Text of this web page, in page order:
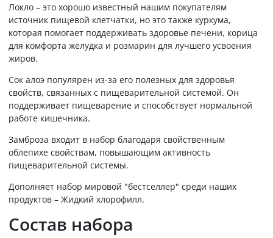
Локло – это хорошо известный нашим покупателям
источник пищевой клетчатки, но это также куркума,
которая помогает поддерживать здоровье печени, корица
для комфорта желудка и розмарин для лучшего усвоения
жиров.
Сок алоэ популярен из-за его полезных для здоровья
свойств, связанных с пищеварительной системой. Он
поддерживает пищеварение и способствует нормальной
работе кишечника.
Замброза входит в набор благодаря свойственным
облепихе свойствам, повышающим активность
пищеварительной системы.
Дополняет набор мировой "бестселлер" среди наших
продуктов – Жидкий хлорофилл.
Состав набора